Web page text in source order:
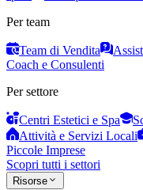
Per team
Team di Vendita
Coach e Consulenti
Per settore
Centri Estetici e Spa
Attività e Servizi Locali
Piccole Imprese
Scopri tutti i settori
Risorse